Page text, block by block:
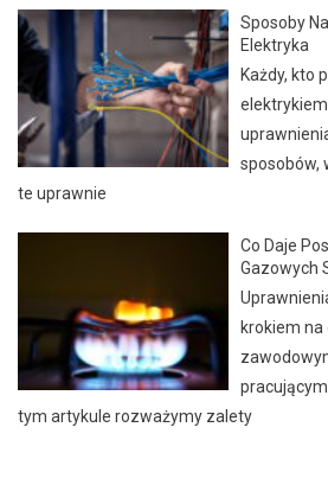
Sposoby
Elektryka
Każdy, kto
sposobów,
te uprawnie
Co Daje
Gazowych
krokiem
tym artykule rozważymy zalety